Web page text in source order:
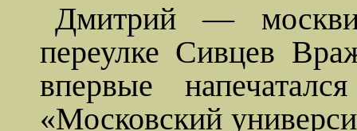
Дмитрий —
переулке Сивцев
впервые
«Московский